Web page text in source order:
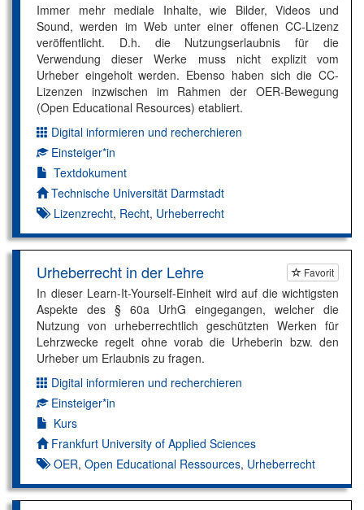
Immer mehr mediale Inhalte, wie Bilder, Videos und
Sound, werden im Web unter einer offenen CC-Lizenz
veröffentlicht. D.h. die Nutzungserlaubnis für die
Verwendung dieser Werke muss nicht explizit vom
Urheber eingeholt werden. Ebenso haben sich die CC-
Lizenzen inzwischen im Rahmen der OER-Bewegung
(Open Educational Resources) etabliert.
Dimension:
Digital informieren und recherchieren
Kompetenzniveau:
Einsteiger*in
Textdokument
Autor*in:
Technische Universität Darmstadt
Lizenzrecht, Recht, Urheberrecht
Favorit
Urheberrecht in der Lehre
In dieser Learn-It-Yourself-Einheit wird auf die wichtigsten
Aspekte des § 60a UrhG eingegangen, welcher die
Nutzung von urheberrechtlich geschützten Werken für
Lehrzwecke regelt ohne vorab die Urheberin bzw. den
Urheber um Erlaubnis zu fragen.
Dimension:
Digital informieren und recherchieren
Kompetenzniveau:
Einsteiger*in
Kurs
Autor*in:
Frankfurt University of Applied Sciences
OER, Open Educational Ressources, Urheberrecht